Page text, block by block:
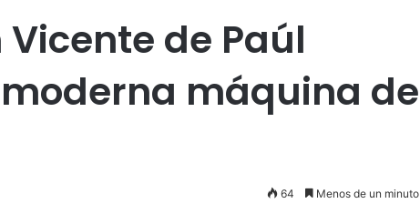
de Paúl
máquina de
64 Menos de un minuto